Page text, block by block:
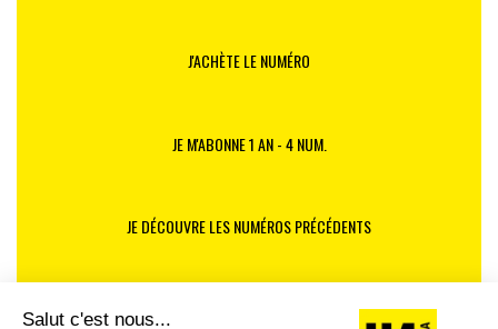
J'ACHÈTE LE NUMÉRO
JE M'ABONNE 1 AN - 4 NUM.
JE DÉCOUVRE LES NUMÉROS PRÉCÉDENTS